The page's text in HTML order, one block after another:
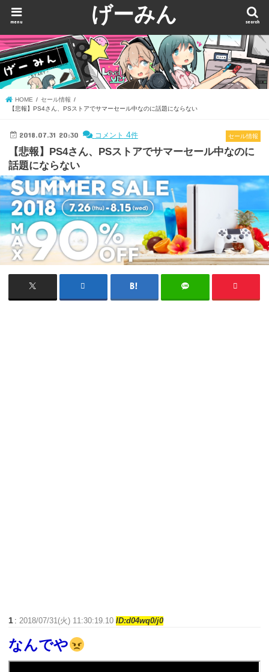
げーみん search
menu
HOME
セール情報
【悲報】PS4さん、PSストアでサマーセール中なのに話題にならない
セール情報
2018.07.31 20:30 コメント 4件
【悲報】PS4さん、PSストアでサマーセール中なのに
話題にならない
1 :2018/07/31(火) 11:30:19.10ID:d04wq0/j0
なんでや